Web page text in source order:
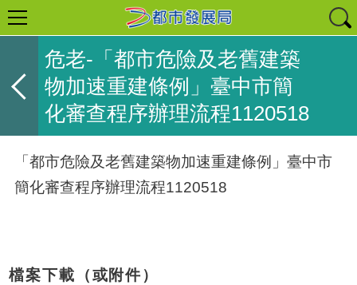
危老-「都市危險及老舊建築
物加速重建條例」臺中市簡
化審查程序辦理流程1120518
「都市危險及老舊建築物加速重建條例」臺中市
簡化審查程序辦理流程1120518
檔案下載（或附件）